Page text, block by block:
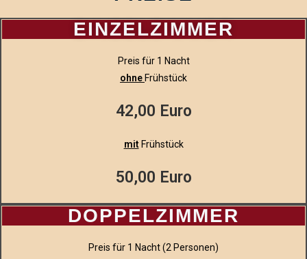
EINZELZIMMER
Preis für 1 Nacht
ohne Frühstück
42,00 Euro
mitFrühstück
50,00 Euro
DOPPELZIMMER
Preis für 1 Nacht (2 Personen)